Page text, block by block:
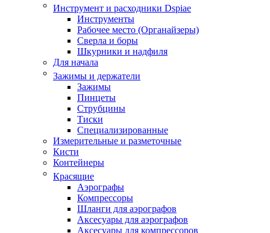
Инструмент и расходники Dspiae
Инструменты
Рабочее место (Органайзеры)
Сверла и боры
Шкурники и надфиля
Для начала
Зажимы и держатели
Зажимы
Пинцеты
Струбцины
Тиски
Специализированные
Измерительные и разметочные
Кисти
Контейнеры
Красящие
Аэрографы
Компрессоры
Шланги для аэрографов
Аксесуары для аэрографов
Аксесуары для компрессоров